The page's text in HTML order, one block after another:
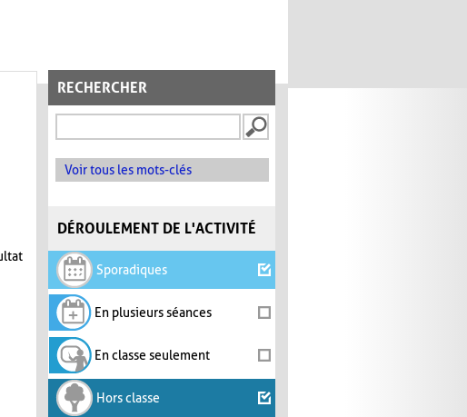
RECHERCHER
Voir tous les mots-clés
DÉROULEMENT DE L'ACTIVITÉ
Sporadiques
En plusieurs séances
En classe seulement
Hors classe